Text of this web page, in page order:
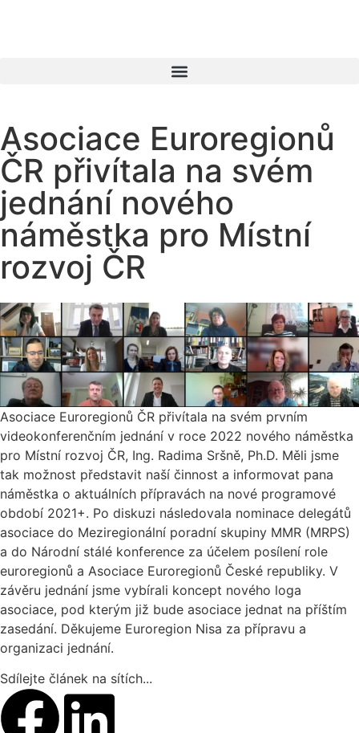
Asociace Euroregionů
ČR přivítala na svém
jednání nového
náměstka pro Místní
rozvoj ČR
Asociace Euroregionů ČR přivítala na svém prvním
videokonferenčním jednání v roce 2022 nového náměstka
pro Místní rozvoj ČR, Ing. Radima Sršně, Ph.D. Měli jsme
tak možnost představit naší činnost a informovat pana
náměstka o aktuálních přípravách na nové programové
období 2021+. Po diskuzi následovala nominace delegátů
asociace do Meziregionální poradní skupiny MMR (MRPS)
a do Národní stálé konference za účelem posílení role
euroregionů a Asociace Euroregionů České republiky. V
závěru jednání jsme vybírali koncept nového loga
asociace, pod kterým již bude asociace jednat na příštím
zasedání. Děkujeme Euroregion Nisa za přípravu a
organizaci jednání.
Sdílejte článek na sítích...